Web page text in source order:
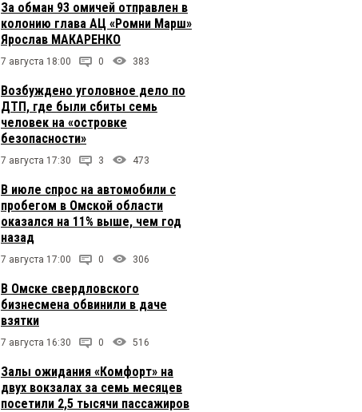
За обман 93 омичей отправлен в
колонию глава АЦ «Ромни Марш»
Ярослав МАКАРЕНКО
7 августа 18:00 0 383
Возбуждено уголовное дело по
ДТП, где были сбиты семь
человек на «островке
безопасности»
7 августа 17:30 3 473
В июле спрос на автомобили с
пробегом в Омской области
оказался на 11% выше, чем год
назад
7 августа 17:00 0 306
В Омске свердловского
бизнесмена обвинили в даче
взятки
7 августа 16:30 0 516
Залы ожидания «Комфорт» на
двух вокзалах за семь месяцев
посетили 2,5 тысячи пассажиров